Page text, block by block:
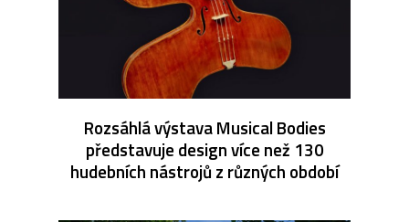
Rozsáhlá výstava Musical Bodies
představuje design více než 130
hudebních nástrojů z různých období